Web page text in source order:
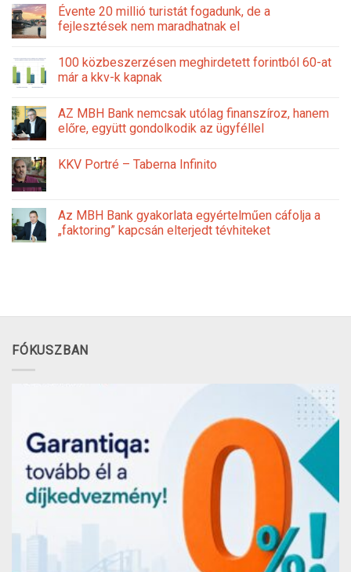
Évente 20 millió turistát fogadunk, de a
fejlesztések nem maradhatnak el
100 közbeszerzésen meghirdetett forintból 60-at
már a kkv-k kapnak
AZ MBH Bank nemcsak utólag finanszíroz, hanem
előre, együtt gondolkodik az ügyféllel
KKV Portré – Taberna Infinito
Az MBH Bank gyakorlata egyértelműen cáfolja a
„faktoring” kapcsán elterjedt tévhiteket
FÓKUSZBAN